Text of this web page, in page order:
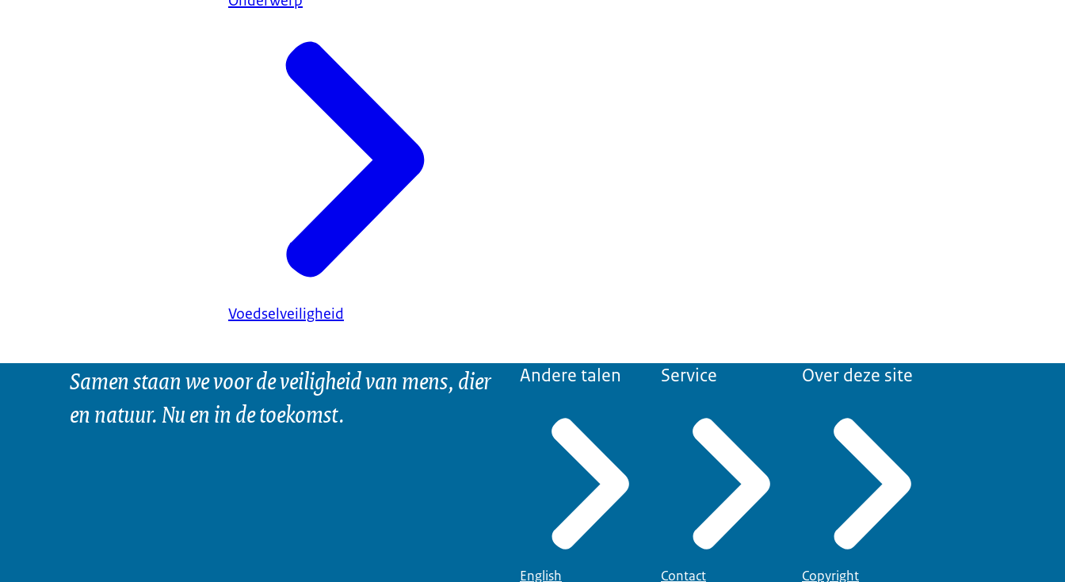
Voedselveiligheid
Samen staan we voor de veiligheid van mens, dier
en natuur. Nu en in de toekomst.
Andere talen
English
Service
Contact
Over deze site
Copyright